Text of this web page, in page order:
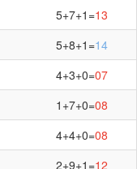
5+7+1=13
5+8+1=14
4+3+0=07
1+7+0=08
4+4+0=08
2+9+1=12
=09
刷新